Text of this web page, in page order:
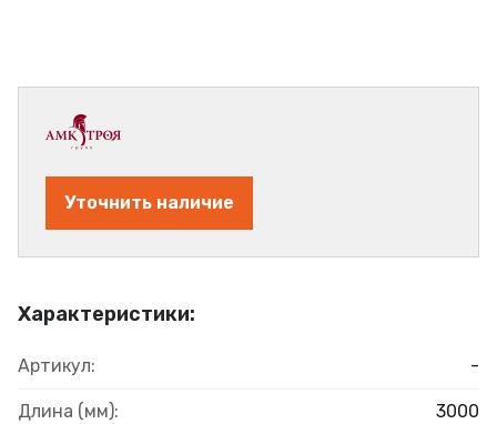
Характеристики:
Артикул: -
Длина (мм): 3000
Уточнить наличие